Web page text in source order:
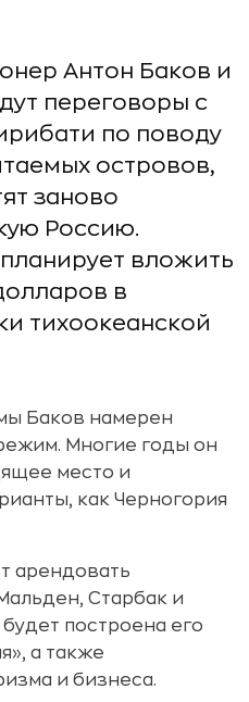
Антон Баков и
переговоры с
по поводу
островов,
заново
Россию.
вложить
в
тихоокеанской
Баков намерен
Многие годы он
место и
как Черногория
арендовать
Старбак и
построена его
а также
и бизнеса.